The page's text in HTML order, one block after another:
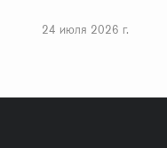
24 июля 2026 г.